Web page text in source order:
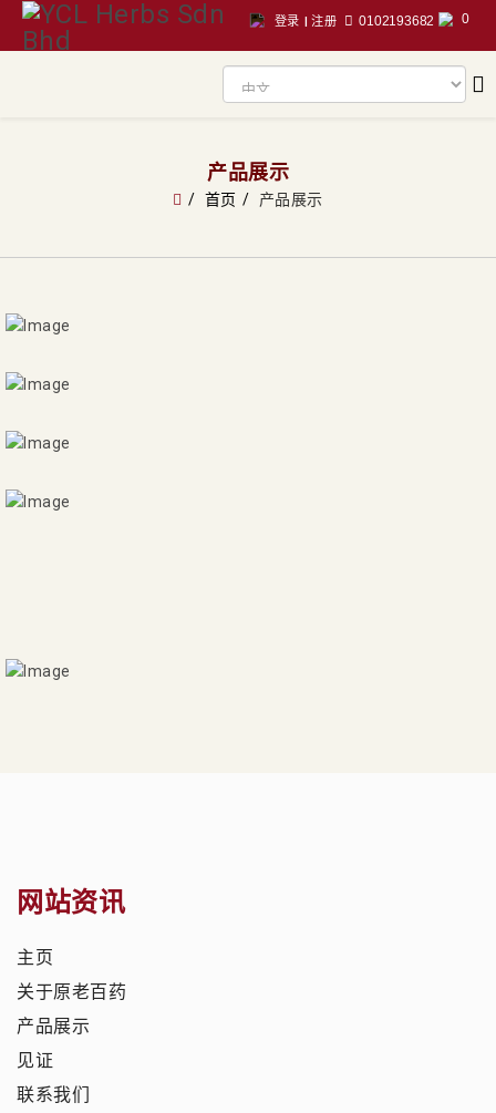
登录 | 注册 0
0102193682
产品展示
首页 产品展示
网站资讯
主页
关于原老百药
产品展示
见证
联系我们